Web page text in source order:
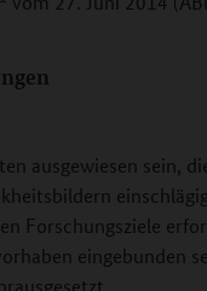
ausgewiesen sein,
Forschungsziele
eingebunden